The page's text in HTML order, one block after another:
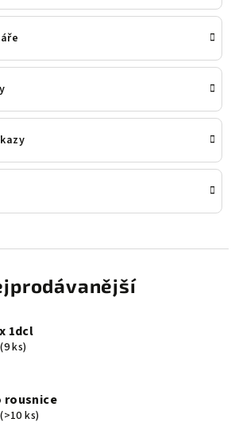
1dcl
(9 ks)
rousnice
(>10 ks)